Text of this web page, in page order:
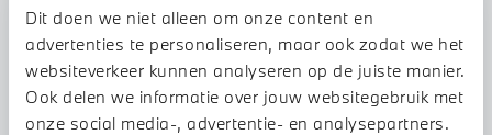
Dit doen we niet alleen om onze content en
advertenties te personaliseren, maar ook zodat we het
websiteverkeer kunnen analyseren op de juiste manier.
Ook delen we informatie over jouw websitegebruik met
onze social media-, advertentie- en analysepartners.
Uw auto inruilen?